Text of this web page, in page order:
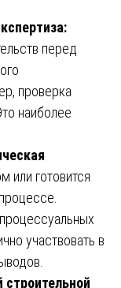
перед
проверка
наиболее
или готовится
участвовать в